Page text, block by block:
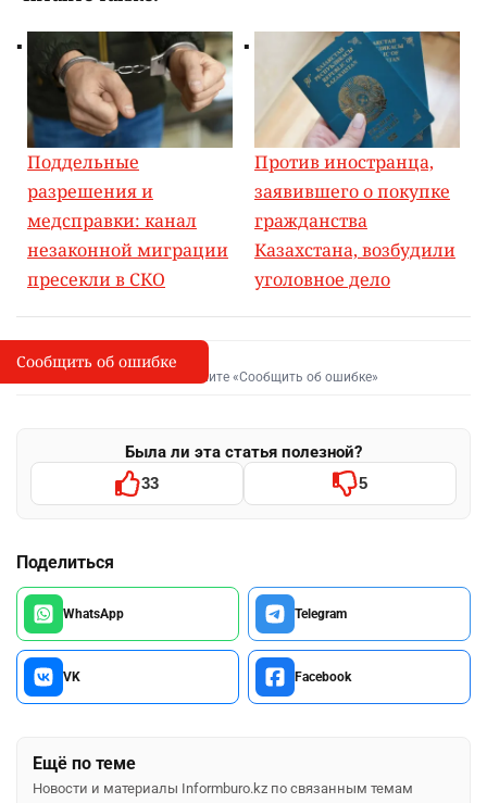
Поддельные
разрешения и
медсправки: канал
незаконной миграции
пресекли в СКО
Против иностранца,
заявившего о покупке
гражданства
Казахстана, возбудили
уголовное дело
I
Сообщить об опечатке
Выделите фрагмент и нажмите «Сообщить об ошибке»
Была ли эта статья полезной?
33 5
Поделиться
WhatsApp Telegram
VK Facebook
Ещё по теме
Новости и материалы Informburo.kz по связанным темам
Сообщить об ошибке